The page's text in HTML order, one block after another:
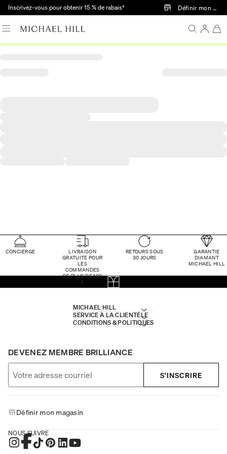
Passer au contenu principal
Inscrivez-vous pour obtenir 15 % de rabais† Définir mon
CONCIERGE
LIVRAISON
GRATUITE POUR
LES
COMMANDES
DE PLUS DE 100
$
RETOURS SOUS
30 JOURS
GARANTIE
DIAMANT
MICHAEL HILL
MICHAEL HILL
SERVICE À LA CLIENTÈLE
CONDITIONS & POLITIQUES
DEVENEZ MEMBRE BRILLIANCE
S'INSCRIRE
Définir mon magasin
NOUS SUIVRE